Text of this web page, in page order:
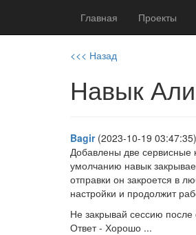
Главная Проекты
<<< Назад
Навык
Bagir(2023-10-19
Добавлены две сервисные
умолчанию навык
отправки он закроется в
настройки и продолжит
Не закрывай сессию
Ответ - Хорошо ...